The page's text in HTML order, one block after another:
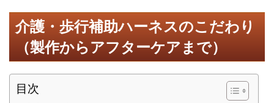
介護・歩行補助ハーネスのこだわり
（製作からアフターケアまで）
目次